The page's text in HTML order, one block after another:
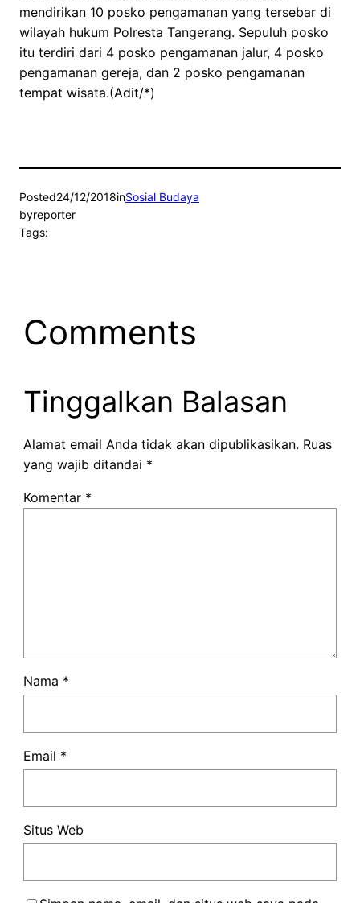
mendirikan 10 posko pengamanan yang tersebar di
wilayah hukum Polresta Tangerang. Sepuluh posko
itu terdiri dari 4 posko pengamanan jalur, 4 posko
pengamanan gereja, dan 2 posko pengamanan
tempat wisata.(Adit/*)
Posted24/12/2018inSosial Budaya
byreporter
Tags:
Comments
Tinggalkan Balasan
Alamat email Anda tidak akan dipublikasikan. Ruas
yang wajib ditandai *
Komentar *
Nama *
Email *
Situs Web